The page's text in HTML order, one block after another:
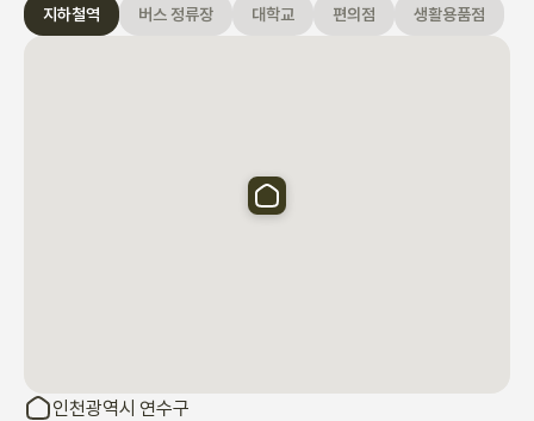
지하철역 버스 정류장 대학교 편의점 생활용품점
인천광역시 연수구